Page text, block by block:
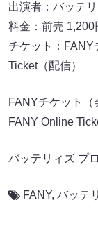
出演者：バッテ
料金：前売 1,200
チケット：FANY
Ticket（配信）
FANYチケット（
FANY Online
バッテリィズ プ
FANY, バッテ